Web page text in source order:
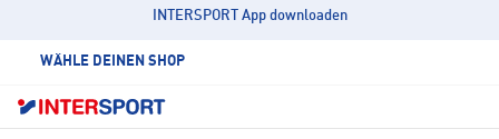
INTERSPORT App downloaden
WÄHLE DEINEN SHOP